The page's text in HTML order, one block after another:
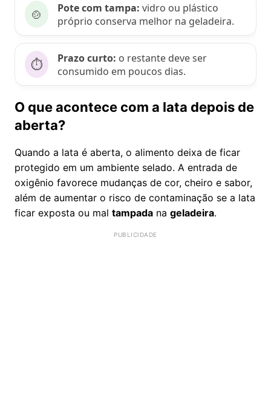
🍲 Pote com tampa: vidro ou plástico
próprio conserva melhor na geladeira.
⏱️ Prazo curto: o restante deve ser
consumido em poucos dias.
O que acontece com a lata depois de
aberta?
Quando a lata é aberta, o alimento deixa de ficar
protegido em um ambiente selado. A entrada de
oxigênio favorece mudanças de cor, cheiro e sabor,
além de aumentar o risco de contaminação se a lata
ficar exposta ou mal tampada na geladeira.